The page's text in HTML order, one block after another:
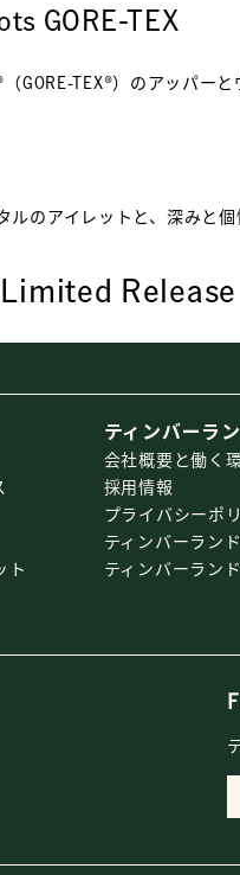
GORE-TEX
（GORE-TEX®︎）のアッパー
ルのアイレットと、深みと
ト
ティンバーラ
会社概要と働く
採用情報
プライバシーポ
ティンバーラン
ティンバーラン